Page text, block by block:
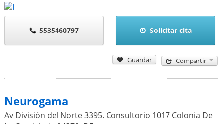
5535460797 Solicitar cita
Guardar Compartir
Neurogama
Av División del Norte 3395. Consultorio 1017 Colonia De